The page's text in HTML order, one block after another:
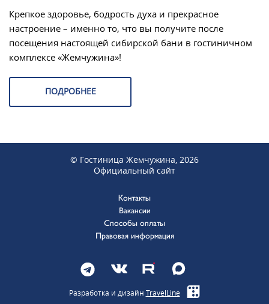
Крепкое здоровье, бодрость духа и прекрасное
настроение – именно то, что вы получите после
посещения настоящей сибирской бани в гостиничном
комплексе «Жемчужина»!
ПОДРОБНЕЕ
© Гостиница Жемчужина, 2026
Официальный сайт
Контакты
Вакансии
Способы оплаты
Правовая информация
Разработка и дизайн TravelLine